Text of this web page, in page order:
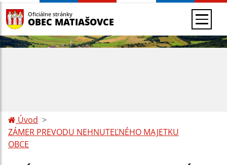
Oficiálne stránky
OBEC MATIAŠOVCE
Úvod
ZÁMER PREVODU NEHNUTEĽNÉHO MAJETKU
OBCE